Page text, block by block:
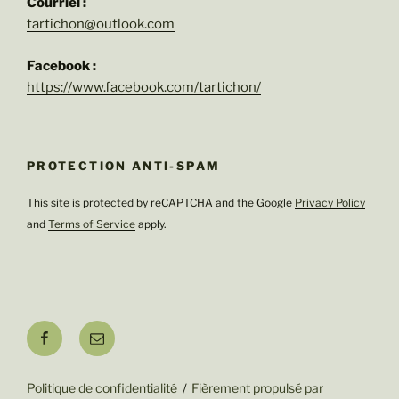
tartichon@outlook.com
Facebook :
https://www.facebook.com/tartichon/
PROTECTION ANTI-SPAM
This site is protected by reCAPTCHA and the Google Privacy Policy
and Terms of Service apply.
Facebook
E-
mail
Politique de confidentialité Fièrement propulsé par